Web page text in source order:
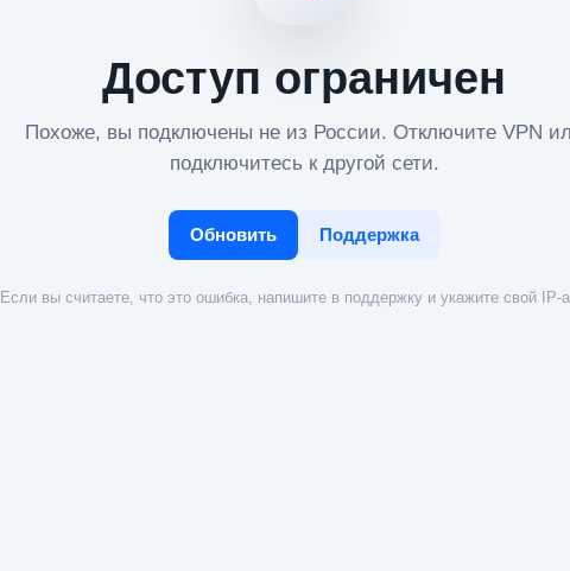
Доступ ограничен
Похоже, вы подключены не из России. Отключите VPN
подключитесь к другой сети.
Обновить Поддержка
Если вы считаете, что это ошибка, напишите в поддержку и укажите свой IP-